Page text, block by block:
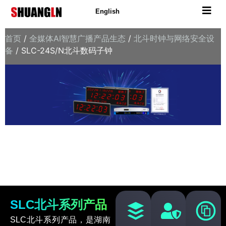
English
首页 / 全媒体AI智慧广播产品生态 / 北斗时钟与网络安全设
备 / SLC-24S/N北斗数码子钟
SLC北斗系列产品
SLC北斗系列产品，是湖南